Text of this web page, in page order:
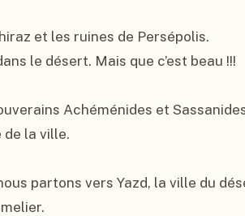
et les ruines de Persépolis.
le désert. Mais que c’est beau !!!
Achéménides et
de la ville.
partons vers Yazd, la ville du